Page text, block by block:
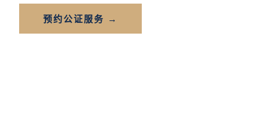
预约公证服务 →